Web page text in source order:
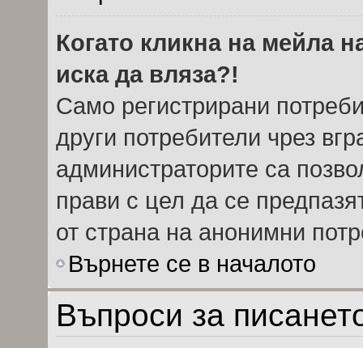
Когато кликна на мейла
иска да вляза?!
Само регистрирани
други потребители чрез
администраторите са
прави с цел да се
от страна на анонимни
Върнете се в началото
Въпроси за